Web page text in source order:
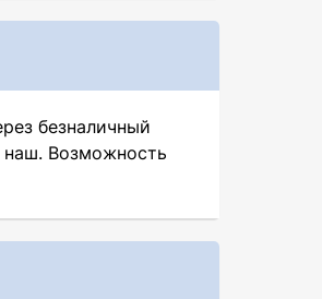
безналичный
наш. Возможность